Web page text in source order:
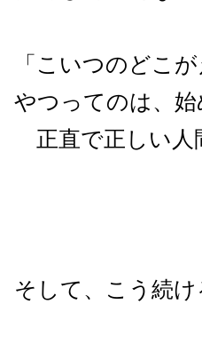
「こいつのどこ
やつってのは、
正直で正しい人
そして、こう続け